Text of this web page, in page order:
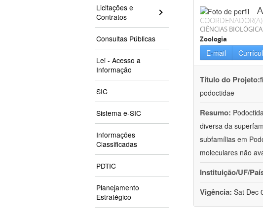
Licitações e
Contratos
Consultas Públicas
Lei - Acesso a
Informação
SIC
Sistema e-SIC
Informações
Classificadas
PDTIC
Planejamento
Estratégico
COORDENADOR(A)
CIÊNCIAS
Zoologia
E-mail
Título do Projeto:
podoctidae
Resumo:
diversa da
subfamílias em
moleculares não
Instituição/UF/
Vigência: Sat Dec